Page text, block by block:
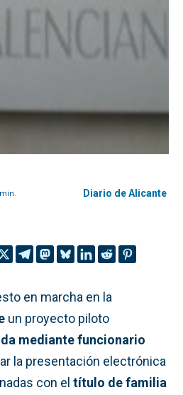
Diario de Alicante
en marcha en la
un proyecto piloto
mediante funcionario
la presentación electrónica
con el título de familia